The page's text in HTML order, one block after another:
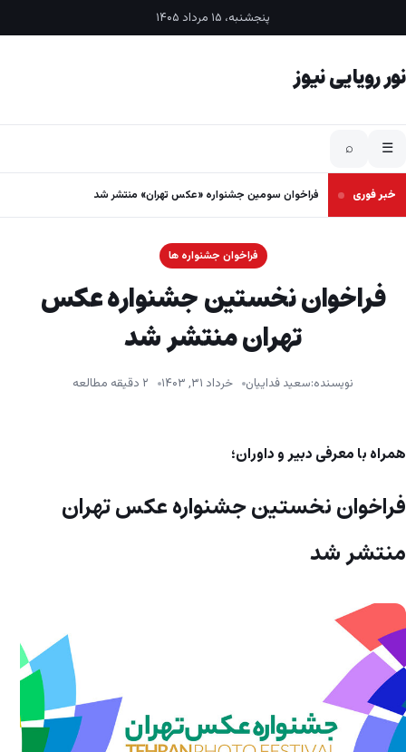
پنجشنبه، ۱۵ مرداد ۱۴۰۵
نور رویایی نیوز
☰
⌕
خبر فوری فراخوان سومین جشنواره «عکس تهران» منتشر شد
فراخوان جشنواره ها
فراخوان نخستین جشنواره عکس
تهران منتشر شد
نویسنده:سعید فداییان خرداد ۳۱, ۱۴۰۳ ۲ دقیقه مطالعه
همراه با معرفی دبیر و داوران؛
فراخوان نخستین جشنواره عکس تهران
منتشر شد